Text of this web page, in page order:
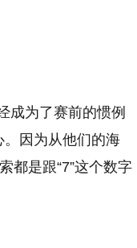
成为了赛前的惯例
因为从他们的海
都是跟“7”这个数字